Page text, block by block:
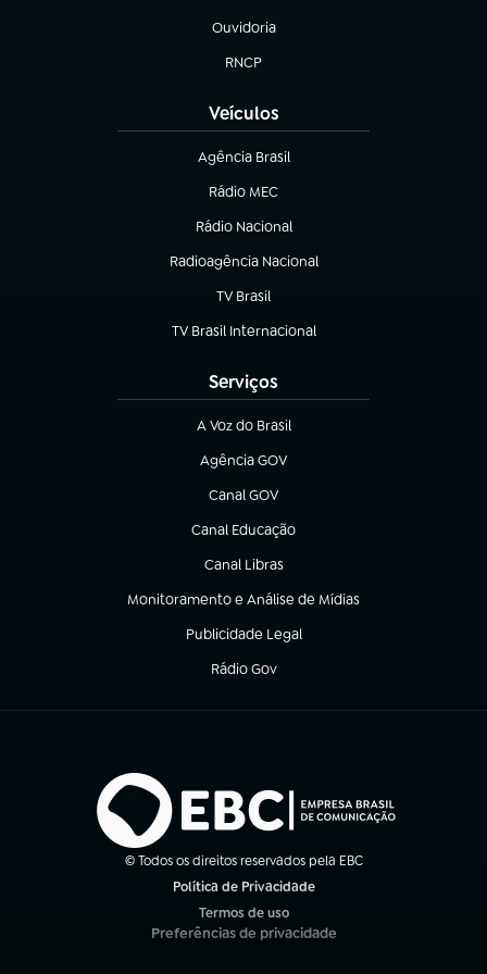
Ouvidoria
(abre em nova aba)
RNCP
(abre em nova aba)
Veículos
Agência Brasil
(abre em nova aba)
Rádio MEC
(abre em nova aba)
Rádio Nacional
Radioagência Nacional
(abre em nova aba)
TV Brasil
(abre em nova aba)
TV Brasil Internacional
(abre em nova aba)
Serviços
A Voz do Brasil
(abre em nova aba)
Agência GOV
(abre em nova aba)
Canal GOV
(abre em nova aba)
Canal Educação
(abre em nova aba)
Canal Libras
(abre em nova aba)
Monitoramento e Análise de Mídias
(abre em nova aba)
Publicidade Legal
(abre em nova aba)
Rádio Gov
(abre em nova aba)
© Todos os direitos reservados pela EBC
Política de Privacidade
Termos de uso
(abre em nova aba)
Preferências de privacidade